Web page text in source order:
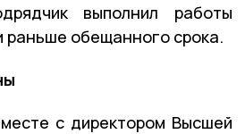
выполнил работы
раньше обещанного срока.
с директором Высшей